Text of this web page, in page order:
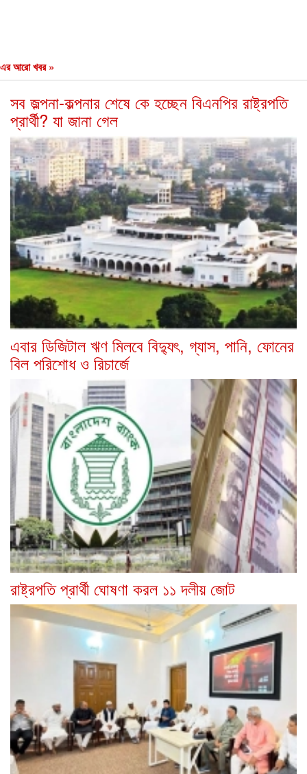
এর আরো খবর »
সব জল্পনা-কল্পনার শেষে কে হচ্ছেন বিএনপির রাষ্ট্রপতি
প্রার্থী? যা জানা গেল
এবার ডিজিটাল ঋণ মিলবে বিদ্যুৎ, গ্যাস, পানি, ফোনের
বিল পরিশোধ ও রিচার্জে
রাষ্ট্রপতি প্রার্থী ঘোষণা করল ১১ দলীয় জোট